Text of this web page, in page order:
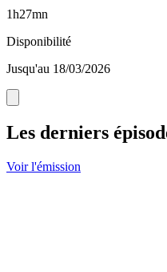
1h27mn
Disponibilité
Jusqu'au 18/03/2026
Les derniers
Voir l'émission